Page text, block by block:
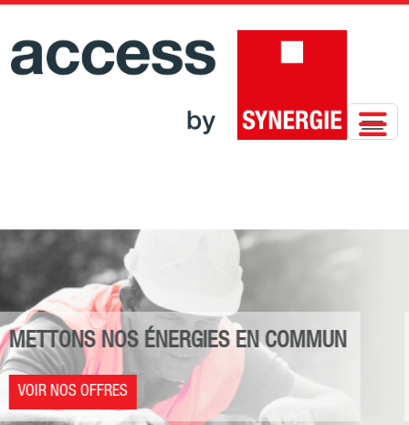
METTONS NOS ÉNERGIES EN COMMUN
VOIR NOS OFFRES